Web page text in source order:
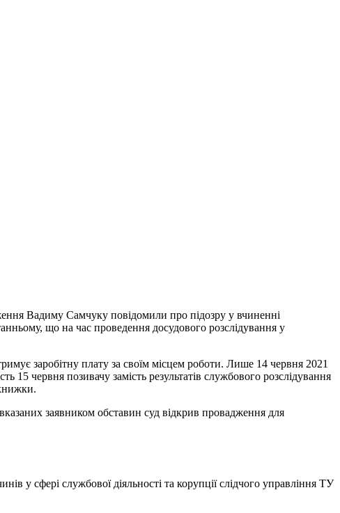
Вадиму Самчуку повідомили про підозру у вчиненні
що на час проведення досудового розслідування у
заробітну плату за своїм місцем роботи. Лише 14 червня 2021
червня позивачу замість результатів службового розслідування
заявником обставин суд відкрив провадження для
у сфері службової діяльності та корупції слідчого управління ТУ